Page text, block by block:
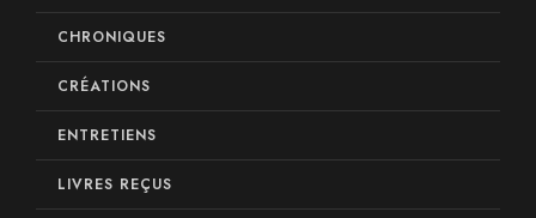
CHRONIQUES
CRÉATIONS
ENTRETIENS
LIVRES REÇUS